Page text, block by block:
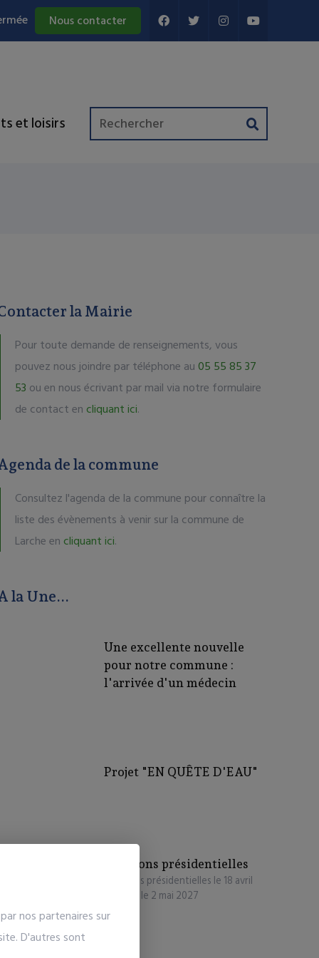
Nous contacter
et loisirs
la Mairie
Pour toute demande de renseignements, vous
pouvez nous joindre par téléphone au 05 55 85 37
53 ou en nous écrivant par mail via notre formulaire
de contact en cliquant ici.
de la commune
Consultez l'agenda de la commune pour connaître la
liste des évènements à venir sur la commune de
Larche en cliquant ici.
la Une...
Une excellente nouvelle
pour notre commune :
l'arrivée d'un médecin
Projet "EN QUÊTE D'EAU"
Elections présidentielles
Elections présidentielles le 18 avril
2027 et le 2 mai 2027
nos partenaires sur
D'autres sont